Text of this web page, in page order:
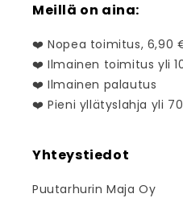
Meillä on aina:
❤️ Nopea toimitus, 6,90
❤️ Ilmainen toimitus yli
❤️ Ilmainen palautus
❤️ Pieni yllätyslahja yli
Yhteystiedot
Puutarhurin Maja Oy